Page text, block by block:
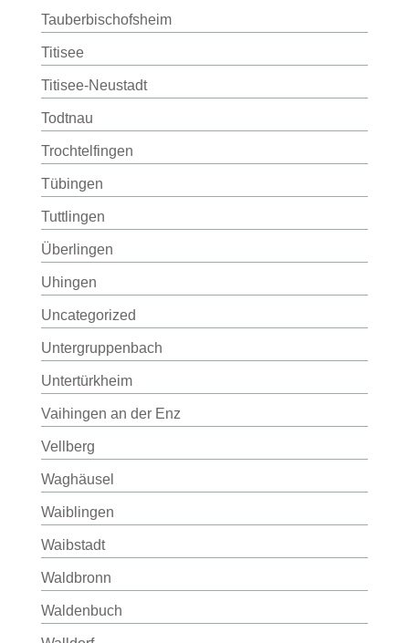
Tauberbischofsheim
Titisee
Titisee-Neustadt
Todtnau
Trochtelfingen
Tübingen
Tuttlingen
Überlingen
Uhingen
Uncategorized
Untergruppenbach
Untertürkheim
Vaihingen an der Enz
Vellberg
Waghäusel
Waiblingen
Waibstadt
Waldbronn
Waldenbuch